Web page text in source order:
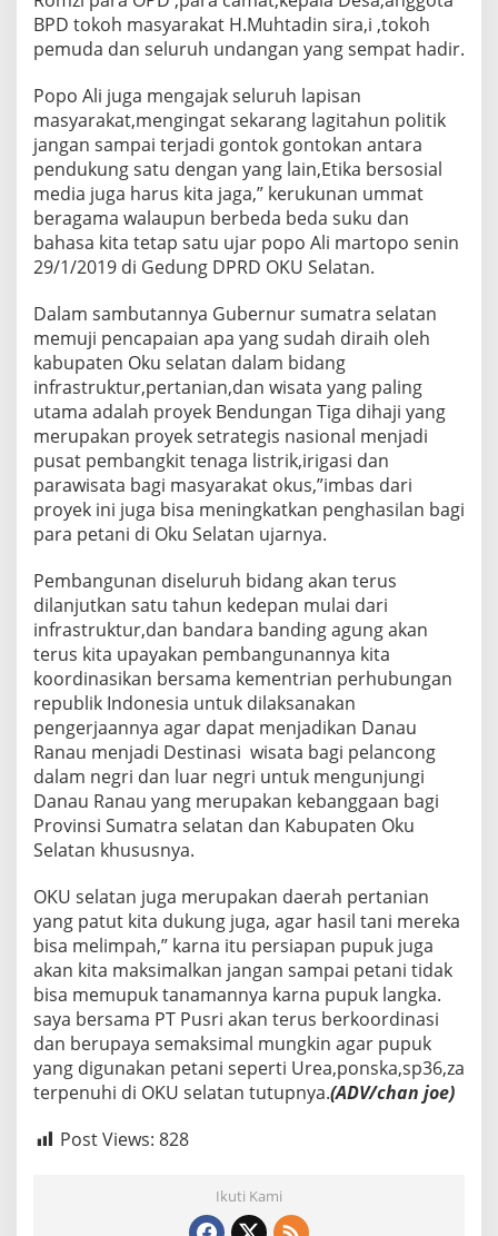
U
S
e
a
t
a
n
y
a
n
g
k
e
5
T
a
h
u
n
BPD tokoh masyarakat H.Muhtadin sira,i ,tokoh
pemuda dan seluruh undangan yang sempat hadir.
Popo Ali juga mengajak seluruh lapisan
masyarakat,mengingat sekarang lagitahun politik
jangan sampai terjadi gontok gontokan antara
pendukung satu dengan yang lain,Etika bersosial
media juga harus kita jaga,” kerukunan ummat
beragama walaupun berbeda beda suku dan
bahasa kita tetap satu ujar popo Ali martopo senin
29/1/2019 di Gedung DPRD OKU Selatan.
Dalam sambutannya Gubernur sumatra selatan
memuji pencapaian apa yang sudah diraih oleh
kabupaten Oku selatan dalam bidang
infrastruktur,pertanian,dan wisata yang paling
utama adalah proyek Bendungan Tiga dihaji yang
merupakan proyek setrategis nasional menjadi
pusat pembangkit tenaga listrik,irigasi dan
parawisata bagi masyarakat okus,”imbas dari
proyek ini juga bisa meningkatkan penghasilan bagi
para petani di Oku Selatan ujarnya.
Pembangunan diseluruh bidang akan terus
dilanjutkan satu tahun kedepan mulai dari
infrastruktur,dan bandara banding agung akan
terus kita upayakan pembangunannya kita
koordinasikan bersama kementrian perhubungan
republik Indonesia untuk dilaksanakan
pengerjaannya agar dapat menjadikan Danau
Ranau menjadi Destinasi wisata bagi pelancong
dalam negri dan luar negri untuk mengunjungi
Danau Ranau yang merupakan kebanggaan bagi
Provinsi Sumatra selatan dan Kabupaten Oku
Selatan khususnya.
OKU selatan juga merupakan daerah pertanian
yang patut kita dukung juga, agar hasil tani mereka
bisa melimpah,” karna itu persiapan pupuk juga
akan kita maksimalkan jangan sampai petani tidak
bisa memupuk tanamannya karna pupuk langka.
saya bersama PT Pusri akan terus berkoordinasi
dan berupaya semaksimal mungkin agar pupuk
yang digunakan petani seperti Urea,ponska,sp36,za
terpenuhi di OKU selatan tutupnya.(ADV/chan joe)
Post Views: 828
Ikuti Kami